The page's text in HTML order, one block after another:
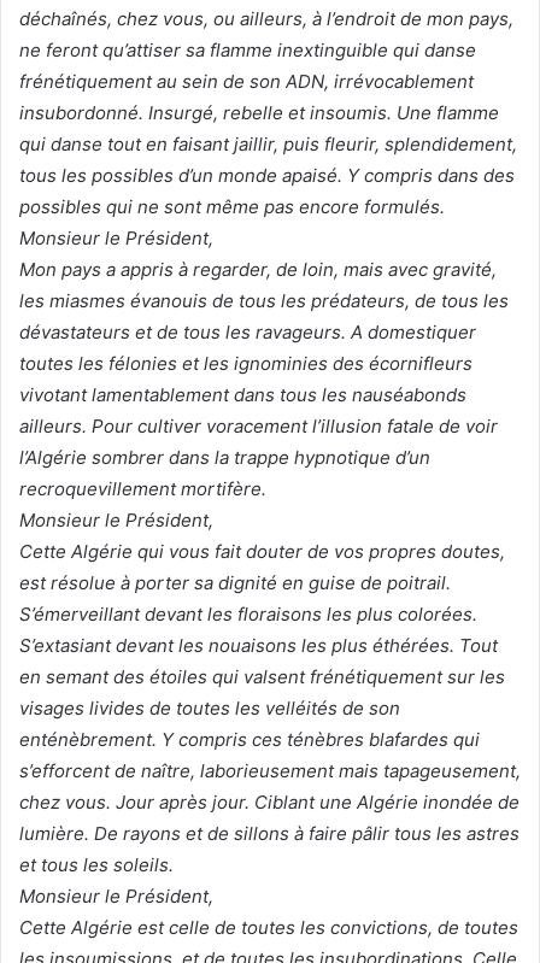
déchaînés, chez vous, ou ailleurs, à l’endroit de mon pays,
ne feront qu’attiser sa flamme inextinguible qui danse
frénétiquement au sein de son ADN, irrévocablement
insubordonné. Insurgé, rebelle et insoumis. Une flamme
qui danse tout en faisant jaillir, puis fleurir, splendidement,
tous les possibles d’un monde apaisé. Y compris dans des
possibles qui ne sont même pas encore formulés.
Monsieur le Président,
Mon pays a appris à regarder, de loin, mais avec gravité,
les miasmes évanouis de tous les prédateurs, de tous les
dévastateurs et de tous les ravageurs. A domestiquer
toutes les félonies et les ignominies des écornifleurs
vivotant lamentablement dans tous les nauséabonds
ailleurs. Pour cultiver voracement l’illusion fatale de voir
l’Algérie sombrer dans la trappe hypnotique d’un
recroquevillement mortifère.
Monsieur le Président,
Cette Algérie qui vous fait douter de vos propres doutes,
est résolue à porter sa dignité en guise de poitrail.
S’émerveillant devant les floraisons les plus colorées.
S’extasiant devant les nouaisons les plus éthérées. Tout
en semant des étoiles qui valsent frénétiquement sur les
visages livides de toutes les velléités de son
enténèbrement. Y compris ces ténèbres blafardes qui
s’efforcent de naître, laborieusement mais tapageusement,
chez vous. Jour après jour. Ciblant une Algérie inondée de
lumière. De rayons et de sillons à faire pâlir tous les astres
et tous les soleils.
Monsieur le Président,
Cette Algérie est celle de toutes les convictions, de toutes